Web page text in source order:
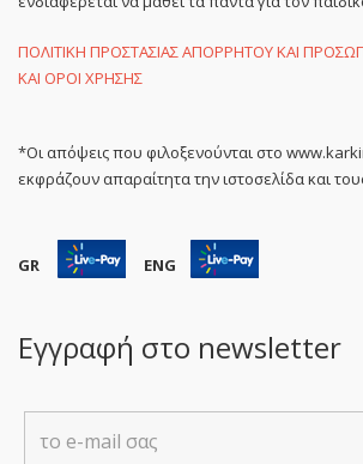
ΠΟΛΙΤΙΚΗ ΠΡΟΣΤΑΣΙΑΣ ΑΠΟΡΡΗΤΟΥ ΚΑΙ
ΚΑΙ ΟΡΟΙ ΧΡΗΣΗΣ
*Οι απόψεις που φιλοξενούνται στο
εκφράζουν απαραίτητα την ιστοσελίδα και
GR ENG
Εγγραφή στο newsletter